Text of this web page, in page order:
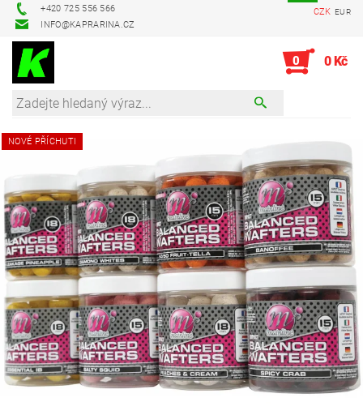
+420 725 556 566
INFO@KAPRARINA.CZ
CZK EUR
0 0 Kč
NOVÉ PŘÍCHUTI